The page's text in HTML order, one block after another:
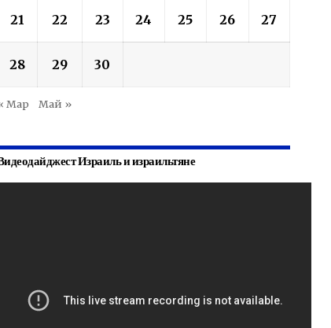
21 22 23 24 25 26 27
28 29 30
Мар Май »
Израиль и израильтяне